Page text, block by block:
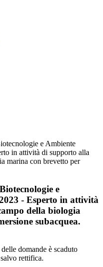
e Ambiente
in attività di supporto alla
marina con brevetto per
e
- Esperto in attività
della biologia
subacquea.
domande è scaduto
salvo rettifica.